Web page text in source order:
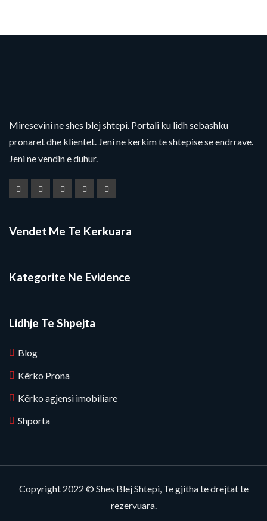
Miresevini ne shes blej shtepi. Portali ku lidh sebashku
pronaret dhe klientet. Jeni ne kerkim te shtepise se endrrave.
Jeni ne vendin e duhur.
Vendet Me Te Kerkuara
Kategorite Ne Evidence
Lidhje Te Shpejta
Blog
Kërko Prona
Kërko agjensi imobiliare
Shporta
Copyright 2022 © Shes Blej Shtepi, Te gjitha te drejtat te
rezervuara.